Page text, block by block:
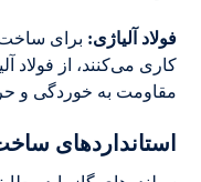
فولاد آلیاژی: برای
کاری می‌کنند، از فولاد
مقاومت به خوردگی و
استانداردهای